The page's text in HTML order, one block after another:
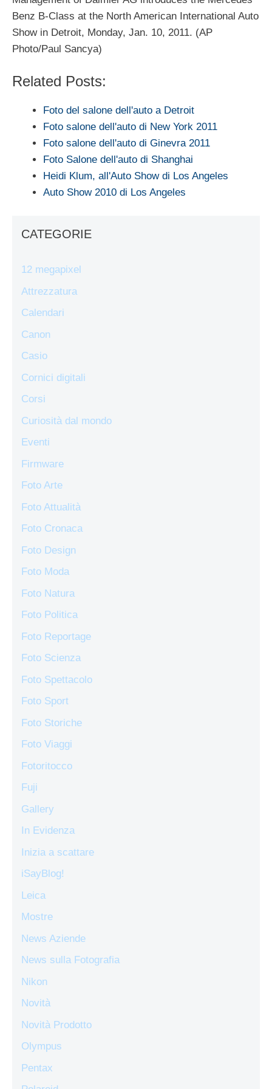
Benz B-Class at the North American International Auto
Show in Detroit, Monday, Jan. 10, 2011. (AP
Photo/Paul Sancya)
Related Posts:
Foto del salone dell'auto a Detroit
Foto salone dell'auto di New York 2011
Foto salone dell'auto di Ginevra 2011
Foto Salone dell'auto di Shanghai
Heidi Klum, all'Auto Show di Los Angeles
Auto Show 2010 di Los Angeles
CATEGORIE
12 megapixel
Attrezzatura
Calendari
Canon
Casio
Cornici digitali
Corsi
Curiosità dal mondo
Eventi
Firmware
Foto Arte
Foto Attualità
Foto Cronaca
Foto Design
Foto Moda
Foto Natura
Foto Politica
Foto Reportage
Foto Scienza
Foto Spettacolo
Foto Sport
Foto Storiche
Foto Viaggi
Fotoritocco
Fuji
Gallery
In Evidenza
Inizia a scattare
iSayBlog!
Leica
Mostre
News Aziende
News sulla Fotografia
Nikon
Novità
Novità Prodotto
Olympus
Pentax